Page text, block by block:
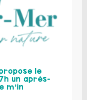
le
un après-
m’in